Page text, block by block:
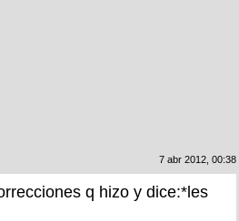
7 abr 2012, 00:38
q hizo y dice:*les